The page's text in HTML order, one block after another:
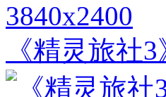
3840x2400
《精灵旅社